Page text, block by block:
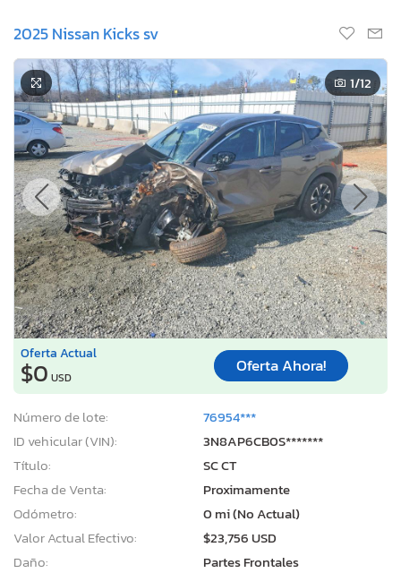
2025 Nissan Kicks sv
1/12
Oferta Actual
$0 USD
Oferta Ahora!
Número de lote:
76954***
ID vehicular (VIN):
3N8AP6CB0S*******
Título:
SC CT
Fecha de Venta:
Proximamente
Odómetro:
0 mi (No Actual)
Valor Actual Efectivo:
$23,756 USD
Daño:
Partes Frontales